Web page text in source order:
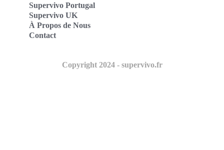
Supervivo Portugal
Supervivo UK
À Propos de Nous
Contact
Copyright 2024 - supervivo.fr